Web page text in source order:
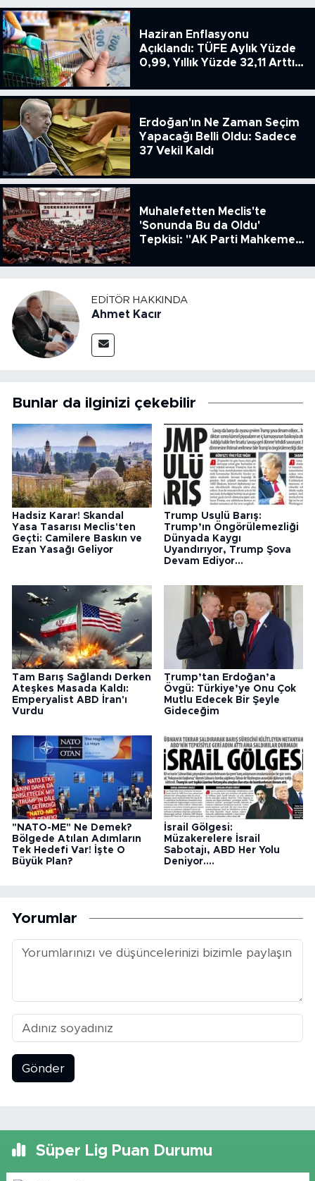
Haziran Enflasyonu
Açıklandı: TÜFE Aylık Yüzde
0,99, Yıllık Yüzde 32,11 Arttı,
51.49
Erdoğan'ın Ne Zaman Seçim
Yapacağı Belli Oldu: Sadece
37 Vekil Kaldı
Muhalefetten Meclis'te
'Sonunda Bu da Oldu'
Tepkisi: "AK Parti Mahkeme
Kanun Çıkardı"
EDITÖR HAKKINDA
Ahmet Kacır
Bunlar da ilginizi çekebilir
Hadsiz Karar! Skandal
Yasa Tasarısı Meclis'ten
Geçti: Camilere Baskın ve
Ezan Yasağı Geliyor
Trump Usulü Barış:
Trump’ın Öngörülemezliği
Dünyada Kaygı
Uyandırıyor, Trump Şova
Devam Ediyor...
Tam Barış Sağlandı Derken
Ateşkes Masada Kaldı:
Emperyalist ABD İran'ı
Vurdu
Trump’tan Erdoğan’a
Övgü: Türkiye’ye Onu Çok
Mutlu Edecek Bir Şeyle
Gideceğim
"NATO-ME" Ne Demek?
Bölgede Atılan Adımların
Tek Hedefi Var! İşte O
Büyük Plan?
İsrail Gölgesi:
Müzakerelere İsrail
Sabotajı, ABD Her Yolu
Deniyor....
Yorumlar
Gönder
Süper Lig Puan Durumu